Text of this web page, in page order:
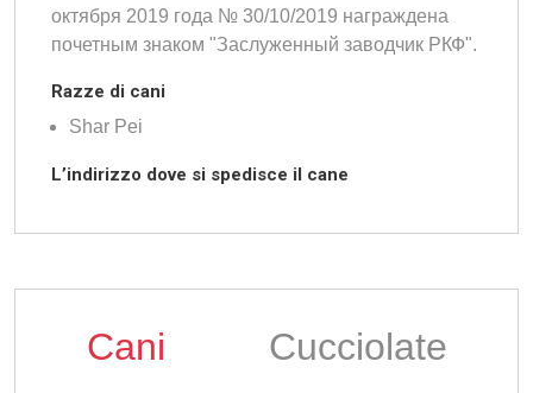
октября 2019 года № 30/10/2019 награждена
почетным знаком "Заслуженный заводчик РКФ".
Razze di cani
Shar Pei
L’indirizzo dove si spedisce il cane
Cani Cucciolate